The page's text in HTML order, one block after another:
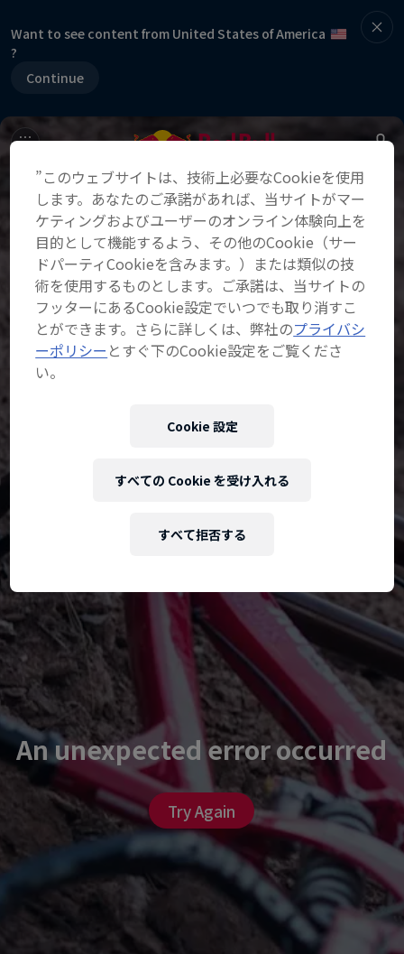
Want to see content from United States of America
?
Continue
An unexpected error occurred
Try Again
”このウェブサイトは、技術上必要なCookieを使用
します。あなたのご承諾があれば、当サイトがマー
ケティングおよびユーザーのオンライン体験向上を
目的として機能するよう、その他のCookie（サー
ドパーティCookieを含みます。）または類似の技
術を使用するものとします。ご承諾は、当サイトの
フッターにあるCookie設定でいつでも取り消すこ
とができます。さらに詳しくは、弊社のプライバシ
ーポリシー とすぐ下のCookie設定をご覧くださ
い。
Cookie 設定
すべて拒否する
すべての Cookie を受け入れる